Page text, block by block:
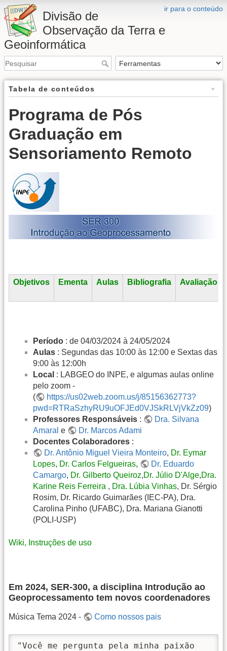
ir para o conteúdo
Divisão de
Observação da Terra e
Geoinformática
Tabela de conteúdos
Programa de Pós
Graduação em
Sensoriamento Remoto
Objetivos Ementa Aulas Bibliografia Avaliação
Período : de 04/03/2024 à 24/05/2024
Aulas : Segundas das 10:00 às 12:00 e Sextas das
9:00 às 12:00h
Local : LABGEO do INPE, e algumas aulas online
pelo zoom -
(
https://us02web.zoom.us/j/85156362773?
pwd=RTRaSzhyRU9uOFJEd0VJSkRLVjVkZz09)
Professores Responsáveis :
Dra. Silvana
Amaral e
Dr. Marcos Adami
Docentes Colaboradores :
Dr. Antônio Miguel Vieira Monteiro, Dr. Eymar
Lopes, Dr. Carlos Felgueiras,
Dr. Eduardo
Camargo, Dr. Gilberto Queiroz,Dr. Júlio D'Alge,Dra.
Karine Reis Ferreira , Dra. Lúbia Vinhas, Dr. Sérgio
Rosim, Dr. Ricardo Guimarães (IEC-PA), Dra.
Carolina Pinho (UFABC), Dra. Mariana Gianotti
(POLI-USP)
Wiki, Instruções de uso
Em 2024, SER-300, a disciplina Introdução ao
Geoprocessamento tem novos coordenadores
Música Tema 2024 - Como nossos pais
"Você me pergunta pela minha paixão